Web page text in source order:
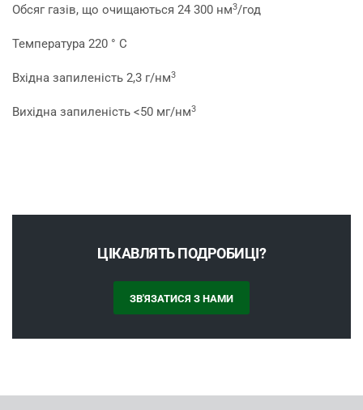
Обсяг газів, що очищаються 24 300 нм3/год
Температура 220 ° С
Вхідна запиленість 2,3 г/нм3
Вихідна запиленість <50 мг/нм3
ЦІКАВЛЯТЬ ПОДРОБИЦІ?
ЗВ'ЯЗАТИСЯ З НАМИ